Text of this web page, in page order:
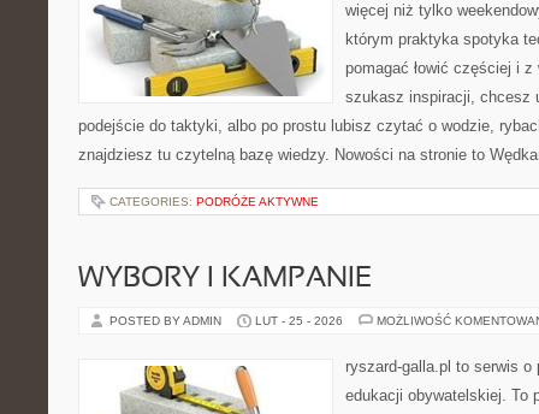
więcej niż tylko
którym praktyka spotyka
pomagać łowić częściej i
szukasz inspiracji, chcesz
podejście do taktyki, albo po prostu lubisz czytać o wodzie,
znajdziesz tu czytelną bazę wiedzy. Nowości na stronie to
CATEGORIES: PODRÓŻE AKTYWNE
WYBORY I KAMPANIE
POSTED BY ADMIN LUT - 25 - 2026 MOŻLIWOŚĆ
ryszard-galla.pl to serwis
edukacji obywatelskiej. To